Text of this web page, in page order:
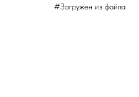
#Загружен из файла